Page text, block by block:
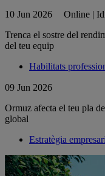
10 Jun 2026
Online |
Trenca el sostre del
del teu equip
Habilitats
09 Jun 2026
Ormuz afecta el teu pla
global
Estratègia